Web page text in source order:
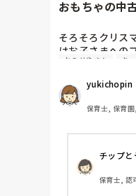
おもちゃの中
そろそろクリス
はお子さまへの
一意見として、
お古でも良いと
がないので、中
さまのクチコ
意見を伺いたい
おみせやさん キ
yukichopin
保育士, 保育
チップと
保育士, 認